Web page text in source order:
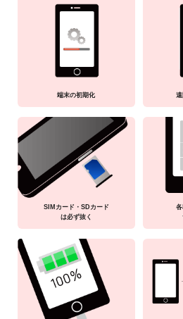
端末の初期化
SIMカード・SDカード
は必ず抜く